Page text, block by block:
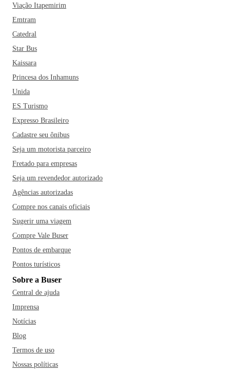
Viação Itapemirim
Emtram
Catedral
Star Bus
Kaissara
Princesa dos Inhamuns
Unida
ES Turismo
Expresso Brasileiro
Cadastre seu ônibus
Seja um motorista parceiro
Fretado para empresas
Seja um revendedor autorizado
Agências autorizadas
Compre nos canais oficiais
Sugerir uma viagem
Compre Vale Buser
Pontos de embarque
Pontos turísticos
Sobre a Buser
Central de ajuda
Imprensa
Notícias
Blog
Termos de uso
Nossas políticas